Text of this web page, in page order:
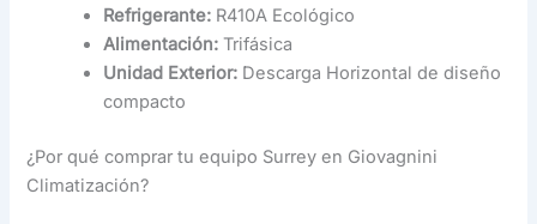
Refrigerante: R410A Ecológico
Alimentación: Trifásica
Unidad Exterior: Descarga Horizontal de diseño
compacto
¿Por qué comprar tu equipo Surrey en Giovagnini
Climatización?